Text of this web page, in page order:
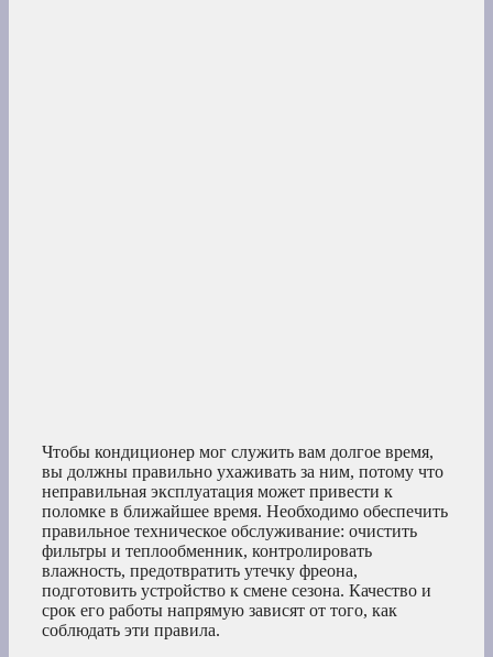
Чтобы кондиционер мог служить вам долгое время,
вы должны правильно ухаживать за ним, потому что
неправильная эксплуатация может привести к
поломке в ближайшее время. Необходимо обеспечить
правильное техническое обслуживание: очистить
фильтры и теплообменник, контролировать
влажность, предотвратить утечку фреона,
подготовить устройство к смене сезона. Качество и
срок его работы напрямую зависят от того, как
соблюдать эти правила.